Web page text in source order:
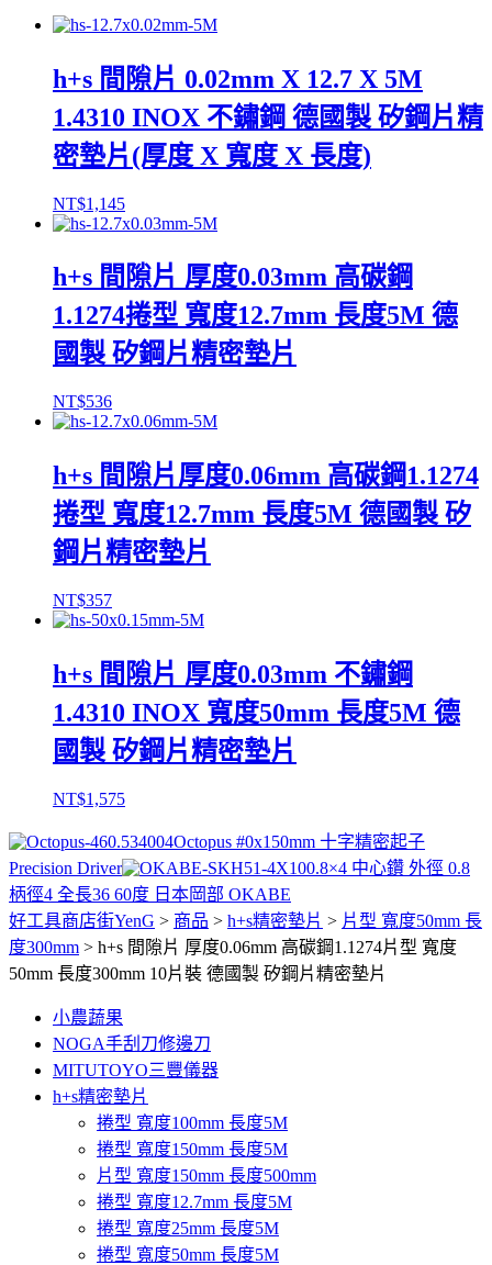
h+s 間隙片 0.02mm X 12.7 X 5M
1.4310 INOX 不鏽鋼 德國製 矽鋼片精
密墊片(厚度 X 寬度 X 長度)
NT$1,145
h+s 間隙片 厚度0.03mm 高碳鋼
1.1274捲型 寬度12.7mm 長度5M 德
國製 矽鋼片精密墊片
NT$536
h+s 間隙片厚度0.06mm 高碳鋼1.1274
捲型 寬度12.7mm 長度5M 德國製 矽
鋼片精密墊片
NT$357
h+s 間隙片 厚度0.03mm 不鏽鋼
1.4310 INOX 寬度50mm 長度5M 德
國製 矽鋼片精密墊片
NT$1,575
Octopus #0x150mm 十字精密起子
Precision Driver
0.8×4 中心鑽 外徑 0.8
柄徑4 全長36 60度 日本岡部 OKABE
好工具商店街YenG > 商品 > h+s精密墊片 > 片型 寬度50mm 長
度300mm > h+s 間隙片 厚度0.06mm 高碳鋼1.1274片型 寬度
50mm 長度300mm 10片裝 德國製 矽鋼片精密墊片
小農蔬果
NOGA手刮刀修邊刀
MITUTOYO三豐儀器
h+s精密墊片
捲型 寬度100mm 長度5M
捲型 寬度150mm 長度5M
片型 寬度150mm 長度500mm
捲型 寬度12.7mm 長度5M
捲型 寬度25mm 長度5M
捲型 寬度50mm 長度5M